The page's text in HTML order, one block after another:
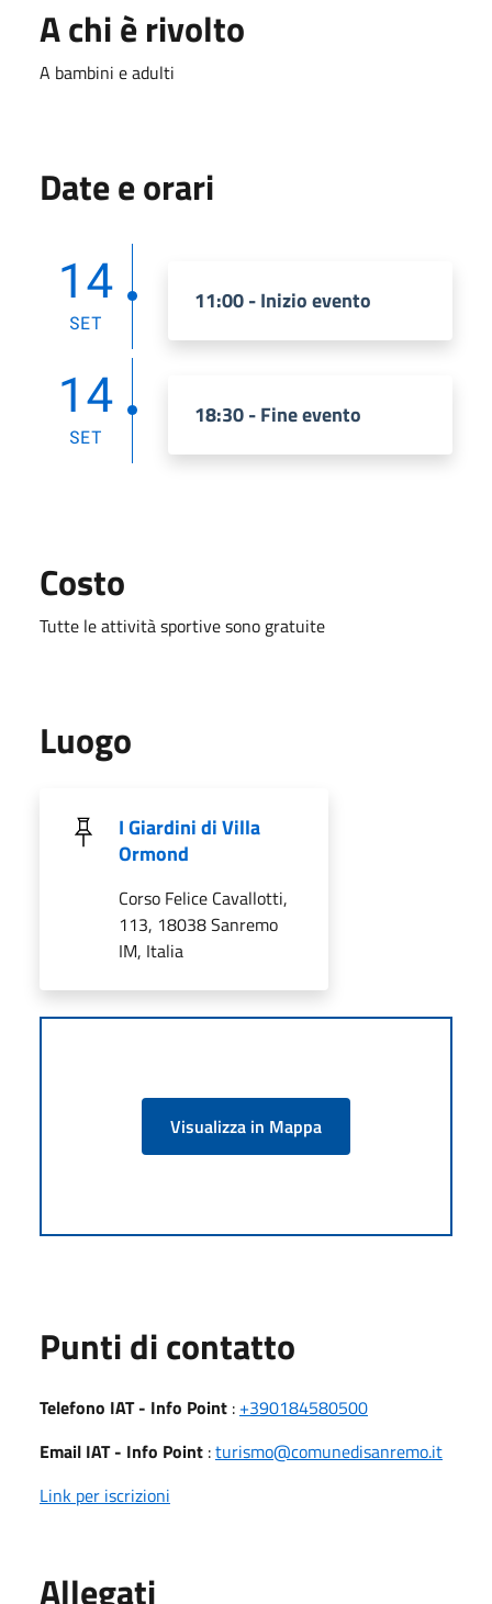
A chi è rivolto
A bambini e adulti
Date e orari
14
SET
11:00 - Inizio evento
14
SET
18:30 - Fine evento
Costo
Tutte le attività sportive sono gratuite
Luogo
I Giardini di Villa
Ormond
Corso Felice Cavallotti,
113, 18038 Sanremo
IM, Italia
Visualizza in Mappa
Punti di contatto
Telefono IAT - Info Point : +390184580500
Email IAT - Info Point :turismo@comunedisanremo.it
Link per iscrizioni
Allegati